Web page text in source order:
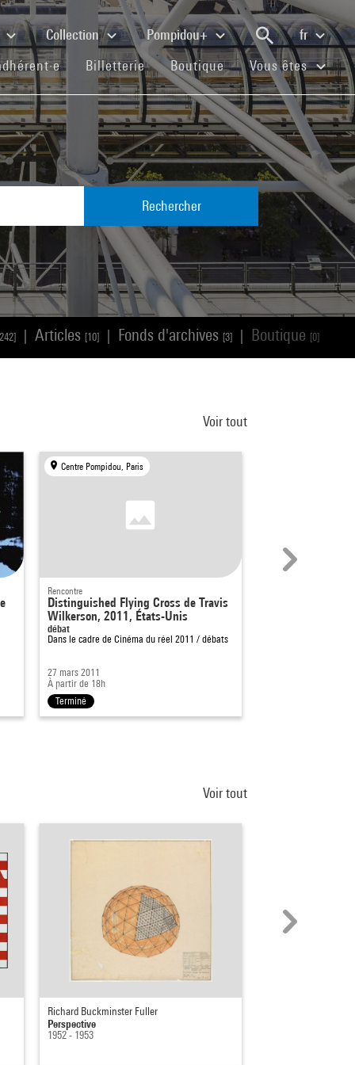
Collection Pompidou+
fr
(current)Billetterie(current)Boutique(current)Vous êtes
Rechercher
Articles [10] Fonds d'archives [3] Boutique [0]
Voir tout
Centre Pompidou, Paris
Rencontre
Distinguished Flying Cross de Travis
Wilkerson, 2011, États-Unis
débat
Dans le cadre deCinéma du réel 2011 / débats
27 mars 2011
À partir de 18h
Terminé
Voir tout
Richard Buckminster Fuller
Perspective
1952 - 1953